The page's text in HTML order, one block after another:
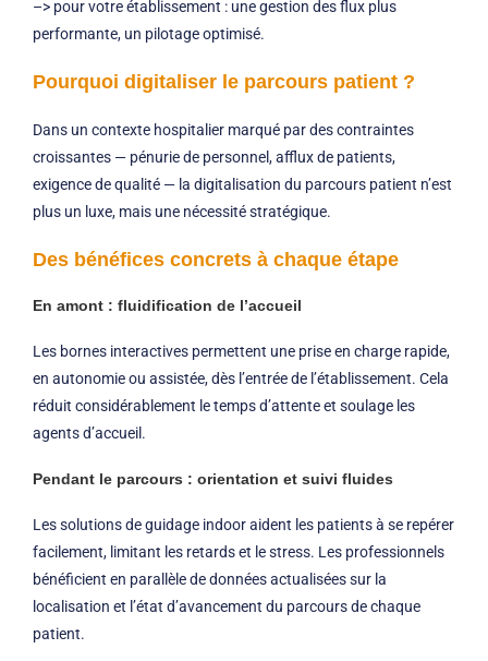
–> pour votre établissement : une gestion des flux plus
performante, un pilotage optimisé.
Pourquoi digitaliser le parcours patient ?
Dans un contexte hospitalier marqué par des contraintes
croissantes — pénurie de personnel, afflux de patients,
exigence de qualité — la digitalisation du parcours patient n’est
plus un luxe, mais une nécessité stratégique.
Des bénéfices concrets à chaque étape
En amont : fluidification de l’accueil
Les bornes interactives permettent une prise en charge rapide,
en autonomie ou assistée, dès l’entrée de l’établissement. Cela
réduit considérablement le temps d’attente et soulage les
agents d’accueil.
Pendant le parcours : orientation et suivi fluides
Les solutions de guidage indoor aident les patients à se repérer
facilement, limitant les retards et le stress. Les professionnels
bénéficient en parallèle de données actualisées sur la
localisation et l’état d’avancement du parcours de chaque
patient.